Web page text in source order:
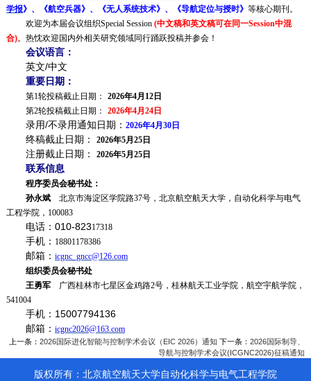
学报》 、 《航空兵器》 、《无人系统技术》、《导航定位与授时》 等核心期刊。
欢迎为本届会议组织Special Session (中文稿和英文稿可在同一Session中混
合)。热忱欢迎国内外相关研究领域同行踊跃投稿并参会！
会议语言：
英文/中文
重要日期：
第1轮投稿截止日期： 2026年4月 12日
第2轮投稿截止日期： 2026年4月24日
录用/不录用通知日期： 2026年4月30日
终稿截止日期： 2026年5月25日
注册截止日期： 2026年5月25日
联系信息
程序委员会秘书处：
孙永斌
北京市海淀区学院路37号，北京航空航天大学，自动化科学与电气
工程学院，100083
电话：010-82317318
手机： 18801178386
邮箱： icgnc_gncc@126.com
组织委员会秘书处
王勇军
广西桂林市七星区金鸡路2号，桂林航天工业学院，航空宇航学院，
541004
手机：15007794136
邮箱： icgnc2026@163.com
上一条：2026国际进化智能与控制学术会议（EIC 2026）通知 下一条：2026国际制导、
导航与控制学术会议(ICGNC2026)征稿通知
版权所有：北京航空航天大学自动化科学与电气工程学院